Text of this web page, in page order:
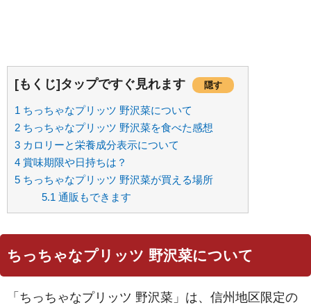
[もくじ]タップですぐ見れます 隠す
1 ちっちゃなプリッツ 野沢菜について
2 ちっちゃなプリッツ 野沢菜を食べた感想
3 カロリーと栄養成分表示について
4 賞味期限や日持ちは？
5 ちっちゃなプリッツ 野沢菜が買える場所
5.1 通販もできます
ちっちゃなプリッツ 野沢菜について
「ちっちゃなプリッツ 野沢菜」は、信州地区限定の